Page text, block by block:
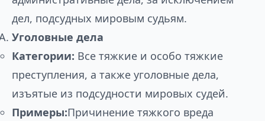
дел, подсудных мировым судьям.
Уголовные дела
Категории: Все тяжкие и особо тяжкие
преступления, а также уголовные дела,
изъятые из подсудности мировых судей.
Примеры:Причинение тяжкого вреда